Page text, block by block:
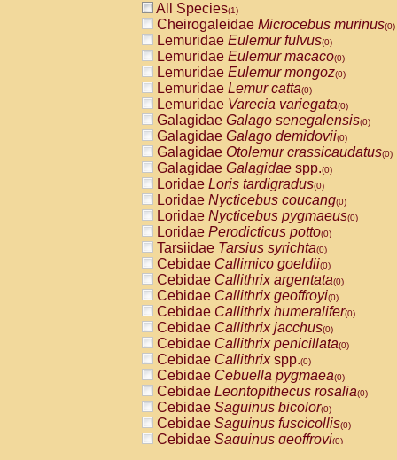
All Species(1)
Cheirogaleidae Microcebus murinus(0)
Lemuridae Eulemur fulvus(0)
Lemuridae Eulemur macaco(0)
Lemuridae Eulemur mongoz(0)
Lemuridae Lemur catta(0)
Lemuridae Varecia variegata(0)
Galagidae Galago senegalensis(0)
Galagidae Galago demidovii(0)
Galagidae Otolemur crassicaudatus(0)
Galagidae Galagidae spp.(0)
Loridae Loris tardigradus(0)
Loridae Nycticebus coucang(0)
Loridae Nycticebus pygmaeus(0)
Loridae Perodicticus potto(0)
Tarsiidae Tarsius syrichta(0)
Cebidae Callimico goeldii(0)
Cebidae Callithrix argentata(0)
Cebidae Callithrix geoffroyi(0)
Cebidae Callithrix humeralifer(0)
Cebidae Callithrix jacchus(0)
Cebidae Callithrix penicillata(0)
Cebidae Callithrixspp.(0)
Cebidae Cebuella pygmaea(0)
Cebidae Leontopithecus rosalia(0)
Cebidae Saguinus bicolor(0)
Cebidae Saguinus fuscicollis(0)
Cebidae Saguinus geoffroyi(0)